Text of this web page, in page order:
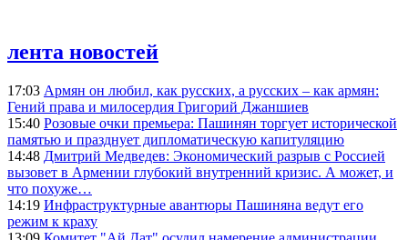
лента новостей
17:03 Армян он любил, как русских, а русских – как армян:
Гений права и милосердия Григорий Джаншиев
15:40 Розовые очки премьера: Пашинян торгует исторической
памятью и празднует дипломатическую капитуляцию
14:48 Дмитрий Медведев: Экономический разрыв с Россией
вызовет в Армении глубокий внутренний кризис. А может, и
что похуже…
14:19 Инфраструктурные авантюры Пашиняна ведут его
режим к краху